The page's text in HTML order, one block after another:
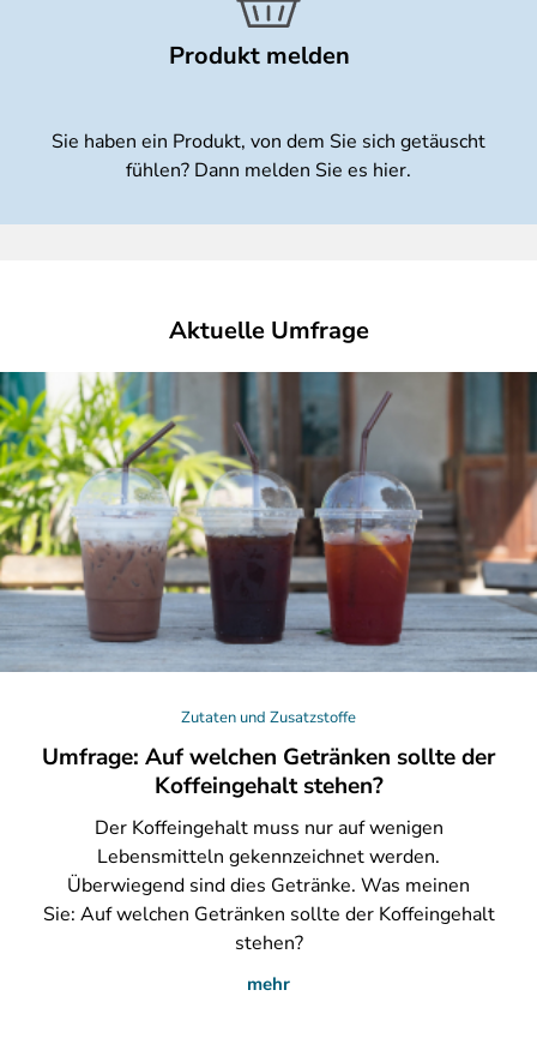
Produkt melden
Sie haben ein Produkt, von dem Sie sich getäuscht
fühlen? Dann melden Sie es hier.
Aktuelle Umfrage
Zutaten und Zusatzstoffe
Umfrage: Auf welchen Getränken sollte der
Koffeingehalt stehen?
DerKoffeingehalt muss nur auf wenigen
Lebensmitteln gekennzeichnet werden.
Überwiegend sind dies Getränke. Was meinen
Sie: Auf welchen Getränken sollte der Koffeingehalt
stehen?
mehr